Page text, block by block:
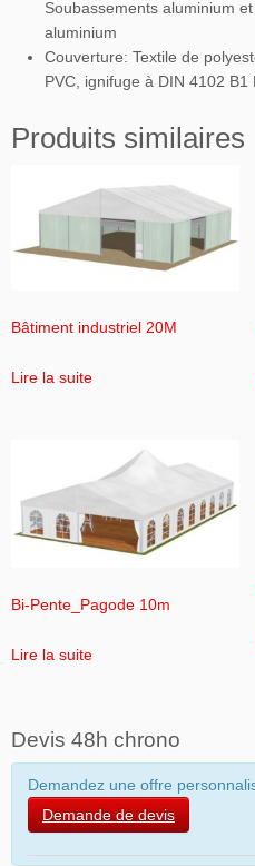
Soubassements aluminium
aluminium
Couverture: Textile de
PVC, ignifuge à DIN 4102 B1
Produits similaires
Bâtiment industriel 20M
Lire la suite
Bi-Pente_Pagode 10m
Lire la suite
Devis 48h chrono
Demandez une offre
Demande de devis